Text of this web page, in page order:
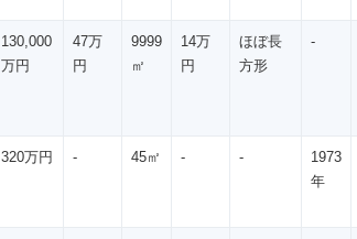
130,000
万円
47万
円
9999
㎡
14万
円
ほぼ長
方形
-
320万円 - 45㎡ - -
1973
年